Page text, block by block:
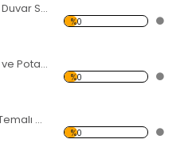
4 Uçaklı Temalı Duvar Sticker
%0
Basketbolcular ve Pota Temalı Duvar Sticker
%0
3 Hava Balonu Temalı Duvar Sticker
%0